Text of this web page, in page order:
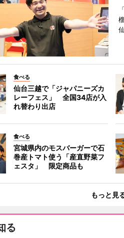
食べる
仙台三越で「ジャパニーズカ
レーフェス」 全国34店が入
れ替わり出店
食べる
宮城県内のモスバーガーで石
巻産トマト使う「産直野菜フ
ェスタ」 限定商品も
もっと見
る